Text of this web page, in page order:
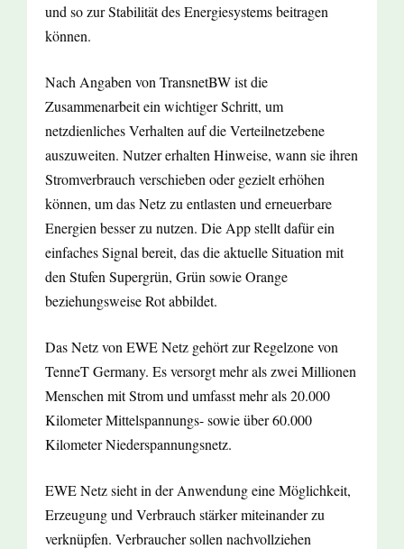
und so zur Stabilität des Energiesystems beitragen
können.
Nach Angaben von TransnetBW ist die
Zusammenarbeit ein wichtiger Schritt, um
netzdienliches Verhalten auf die Verteilnetzebene
auszuweiten. Nutzer erhalten Hinweise, wann sie ihren
Stromverbrauch verschieben oder gezielt erhöhen
können, um das Netz zu entlasten und erneuerbare
Energien besser zu nutzen. Die App stellt dafür ein
einfaches Signal bereit, das die aktuelle Situation mit
den Stufen Supergrün, Grün sowie Orange
beziehungsweise Rot abbildet.
Das Netz von EWE Netz gehört zur Regelzone von
TenneT Germany. Es versorgt mehr als zwei Millionen
Menschen mit Strom und umfasst mehr als 20.000
Kilometer Mittelspannungs- sowie über 60.000
Kilometer Niederspannungsnetz.
EWE Netz sieht in der Anwendung eine Möglichkeit,
Erzeugung und Verbrauch stärker miteinander zu
verknüpfen. Verbraucher sollen nachvollziehen